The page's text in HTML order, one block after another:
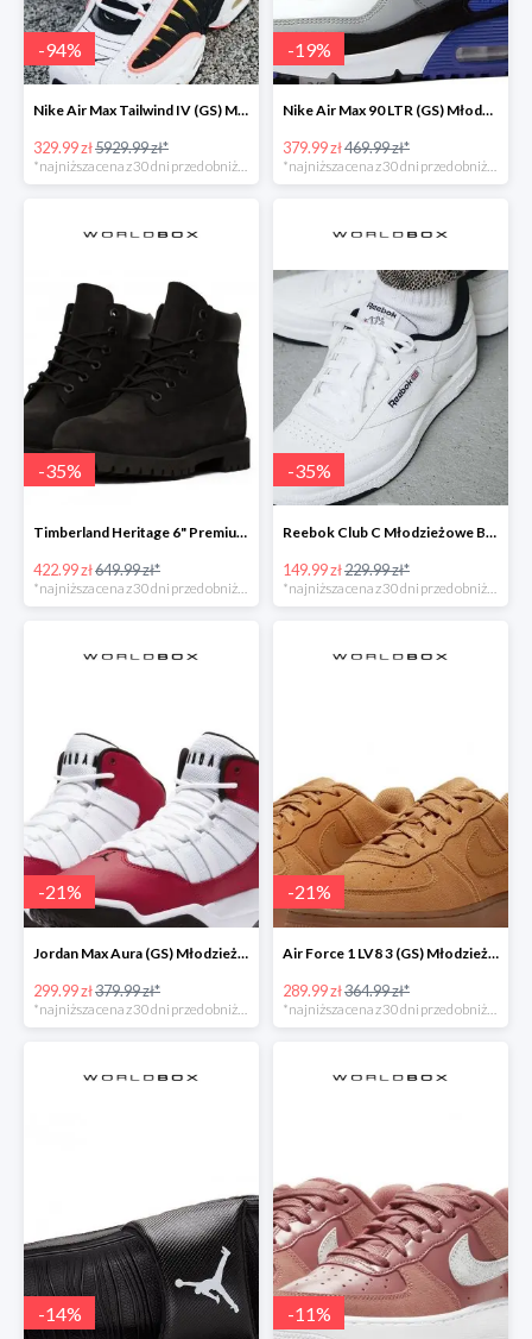
-94%
Nike Air Max Tailwind IV (GS) Młodzieżowe Białe
329.99 zł5929.99 zł*
*najniższa cena z 30 dni przed obniżką
-19%
Nike Air Max 90 LTR (GS) Młodzieżowe Biał
379.99 zł469.99 zł*
*najniższa cena z 30 dni przed obniżką
-35%
Timberland Heritage 6" Premium Młodzieżowe Czarne
422.99 zł649.99 zł*
-35%
Reebok Club C Młodzieżowe Białe
149.99 zł229.99 zł*
-21%
Jordan Max Aura (GS) Młodzieżowe Czerwone
299.99 zł379.99 zł*
*najniższa cena z 30 dni przed obniżką
-21%
Air Force 1 LV8 3 (GS) Młodzieżowe Brązowe
289.99 zł364.99 zł*
*najniższa cena z 30 dni przed obniżką
-14% -11%